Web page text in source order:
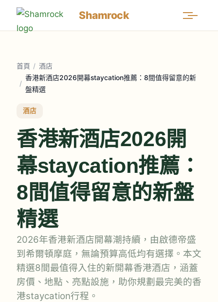
Shamrock
首頁 / 酒店
/
香港新酒店2026開幕staycation推薦：8間值得留意的新
盤精選
酒店
香港新酒店2026開
幕staycation推薦：
8間值得留意的新盤
精選
2026年香港新酒店開幕潮持續，由啟德帝盛
到希爾頓摩庭，無論預算高低均有選擇。本文
精選8間最值得入住的新開幕香港酒店，涵蓋
房價、地點、亮點設施，助你規劃最完美的香
港staycation行程。